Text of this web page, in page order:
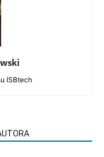
ISBtech